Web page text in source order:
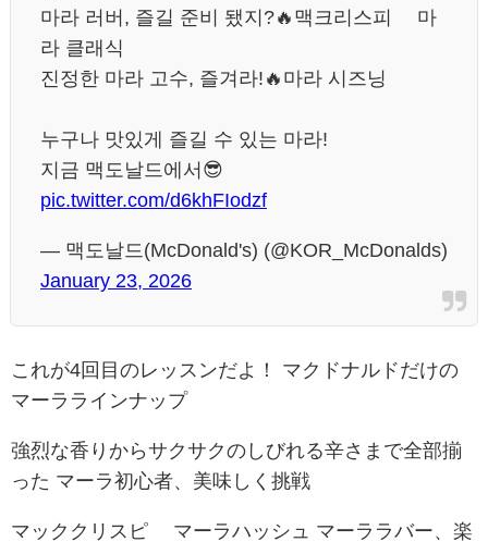
마라 러버, 즐길 준비 됐지?🔥맥크리스피™ 마
라 클래식
진정한 마라 고수, 즐겨라!🔥마라 시즈닝
누구나 맛있게 즐길 수 있는 마라!
지금 맥도날드에서😎
pic.twitter.com/d6khFIodzf
— 맥도날드(McDonald's) (@KOR_McDonalds)
January 23, 2026
これが4回目のレッスンだよ！ マクドナルドだけの
マーララインナップ
強烈な香りからサクサクのしびれる辛さまで全部揃
った マーラ初心者、美味しく挑戦
マッククリスピ™ マーラハッシュ マーララバー、楽